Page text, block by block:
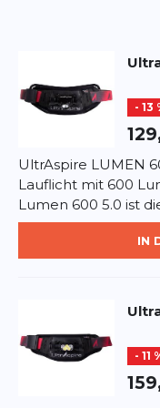
Hüftgurte:
Rezension
Rezension
Pflichtfelder
- 13
UltrAspire LUMEN
Lauflicht mit 600
Lumen 600 5.0 ist
IN
- 11